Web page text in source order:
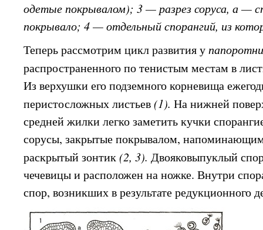
одетые покрывалом); 3 — разрез соруса, а —
покрывало; 4 — отдельный спорангий, из
Теперь рассмотрим цикл развития у
распространенного по тенистым местам в
Из верхушки его подземного корневища
перистосложных листьев(1).На нижней
средней жилки легко заметить кучки
сорусы, закрытые покрывалом,
раскрытый зонтик(2, 3). Двояковыпуклый
чечевицы и расположен на ножке. Внутри
спор, возникших в результате редукционного